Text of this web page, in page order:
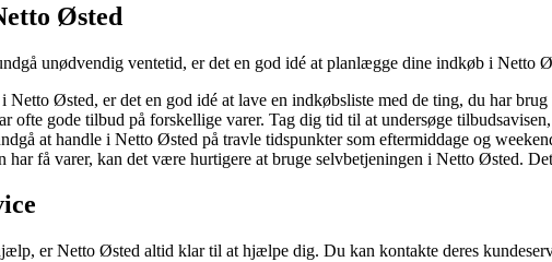
Østed
unødvendig ventetid, er det en god idé at planlægge dine indkøb i
Netto Østed, er det en god idé at lave en indkøbsliste med de ting, du har
ofte gode tilbud på forskellige varer. Tag dig tid til at undersøge
at handle i Netto Østed på travle tidspunkter som eftermiddage og
få varer, kan det være hurtigere at bruge selvbetjeningen i Netto Østed.
er Netto Østed altid klar til at hjælpe dig. Du kan kontakte deres